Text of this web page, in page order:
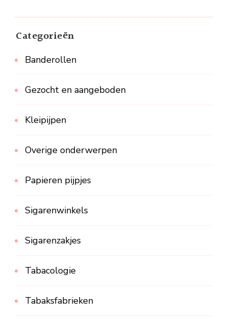
Categorieën
Banderollen
Gezocht en aangeboden
Kleipijpen
Overige onderwerpen
Papieren pijpjes
Sigarenwinkels
Sigarenzakjes
Tabacologie
Tabaksfabrieken